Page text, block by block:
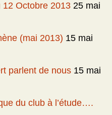
12 Octobre 2013 25 mai
(mai 2013) 15 mai
parlent de nous 15 mai
du club à l’étude….